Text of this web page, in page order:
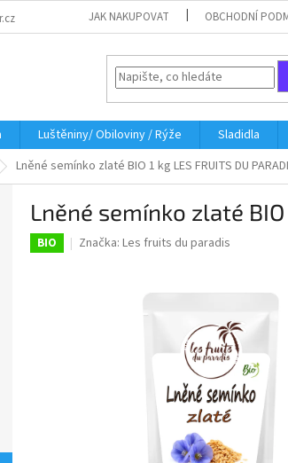
JAK NAKUPOVAT OBCHODNÍ
Luštěniny/ Obiloviny / Rýže Sladidla
Lněné semínko zlaté BIO 1 kg LES FRUITS DU
Lněné semínko zlaté BIO
BIO Značka: Les fruits du paradis